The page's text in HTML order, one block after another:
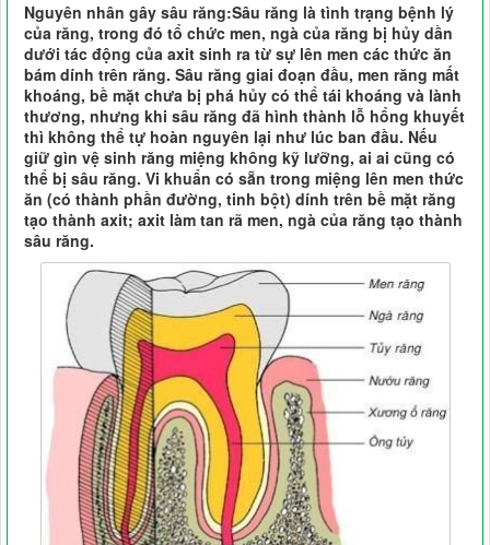
Nguyên nhân gây sâu răng:Sâu răng là tình trạng bệnh lý
của răng, trong đó tổ chức men, ngà của răng bị hủy dần
dưới tác động của axit sinh ra từ sự lên men các thức ăn
bám dính trên răng. Sâu răng giai đoạn đầu, men răng mất
khoáng, bề mặt chưa bị phá hủy có thể tái khoáng và lành
thương, nhưng khi sâu răng đã hình thành lỗ hổng khuyết
thì không thể tự hoàn nguyên lại như lúc ban đầu. Nếu
giữ gìn vệ sinh răng miệng không kỹ lưỡng, ai ai cũng có
thể bị sâu răng. Vi khuẩn có sẵn trong miệng lên men thức
ăn (có thành phần đường, tinh bột) dính trên bề mặt răng
tạo thành axit; axit làm tan rã men, ngà của răng tạo thành
sâu răng.